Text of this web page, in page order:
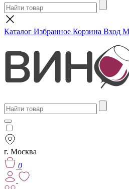
Каталог Избранное Корзина Вход
г. Москва
0